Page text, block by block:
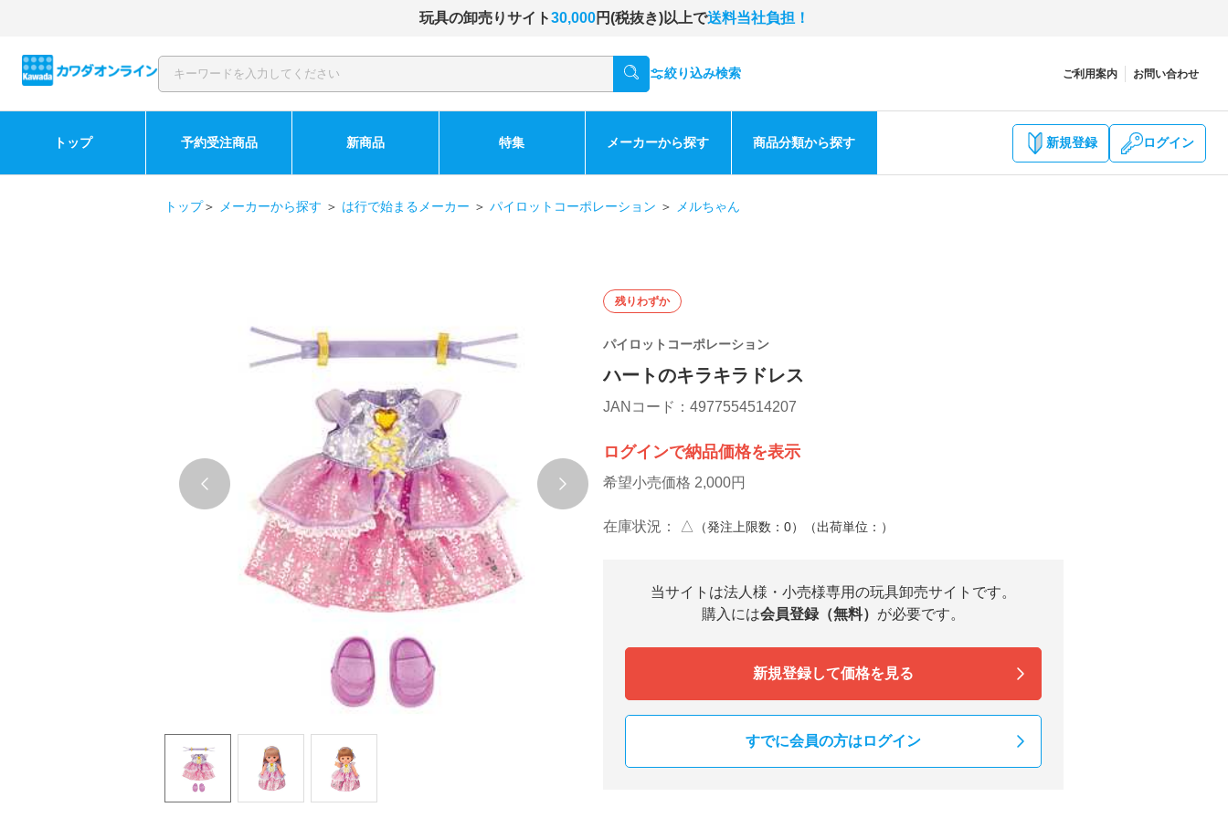
玩具の卸売りサイト30,000円(税抜き)以上で送料当社負担！
絞り込み検索 ご利用案内 お問い合わせ
トップ 予約受注商品 新商品 特集 メーカーから探す 商品分類から探す 新規登録 ログイン
トップ＞ メーカーから探す ＞ は行で始まるメーカー ＞ パイロットコーポレーション ＞ メルちゃん
残りわずか
パイロットコーポレーション
ハートのキラキラドレス
JANコード：4977554514207
ログインで納品価格を表示
希望小売価格 2,000円
在庫状況： △ （発注上限数：0）（出荷単位：）
当サイトは法人様・小売様専用の玩具卸売サイトです。
購入には会員登録（無料） が必要です。
新規登録して価格を見る
すでに会員の方はログイン